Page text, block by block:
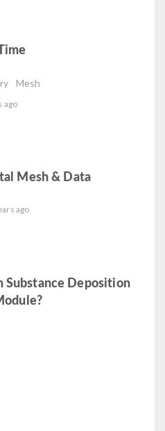
Mesh
ago
Mesh & Data
ago
Substance Deposition